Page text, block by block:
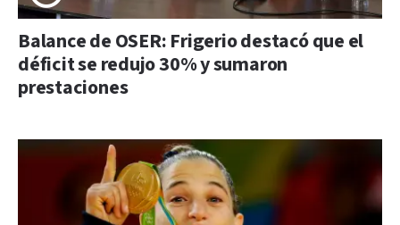
Balance de OSER: Frigerio destacó que el
déficit se redujo 30% y sumaron
prestaciones